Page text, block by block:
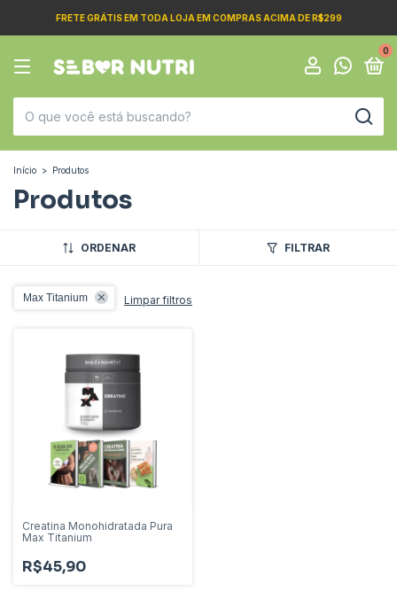
FRETE GRÁTIS EM TODA LOJA EM COMPRAS ACIMA DE R$299
0
Início > Produtos
Produtos
ORDENAR FILTRAR
Max Titanium Limpar filtros
Creatina Monohidratada Pura
Max Titanium
R$45,90